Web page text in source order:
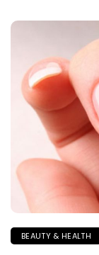
BEAUTY & HEALTH